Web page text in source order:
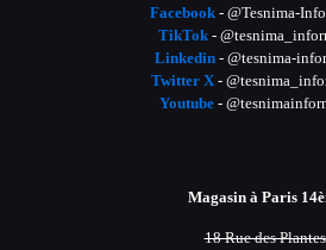
Facebook - @Tesnima-
TikTok-
Linkedin- @tesnima-
Twitter X -
Youtube -
Magasin à Paris
18 Rue des